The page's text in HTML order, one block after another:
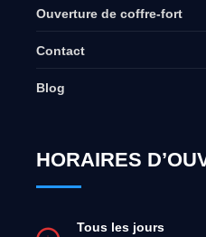
Ouverture de coffre-fort
Contact
Blog
HORAIRES
Tous les jours